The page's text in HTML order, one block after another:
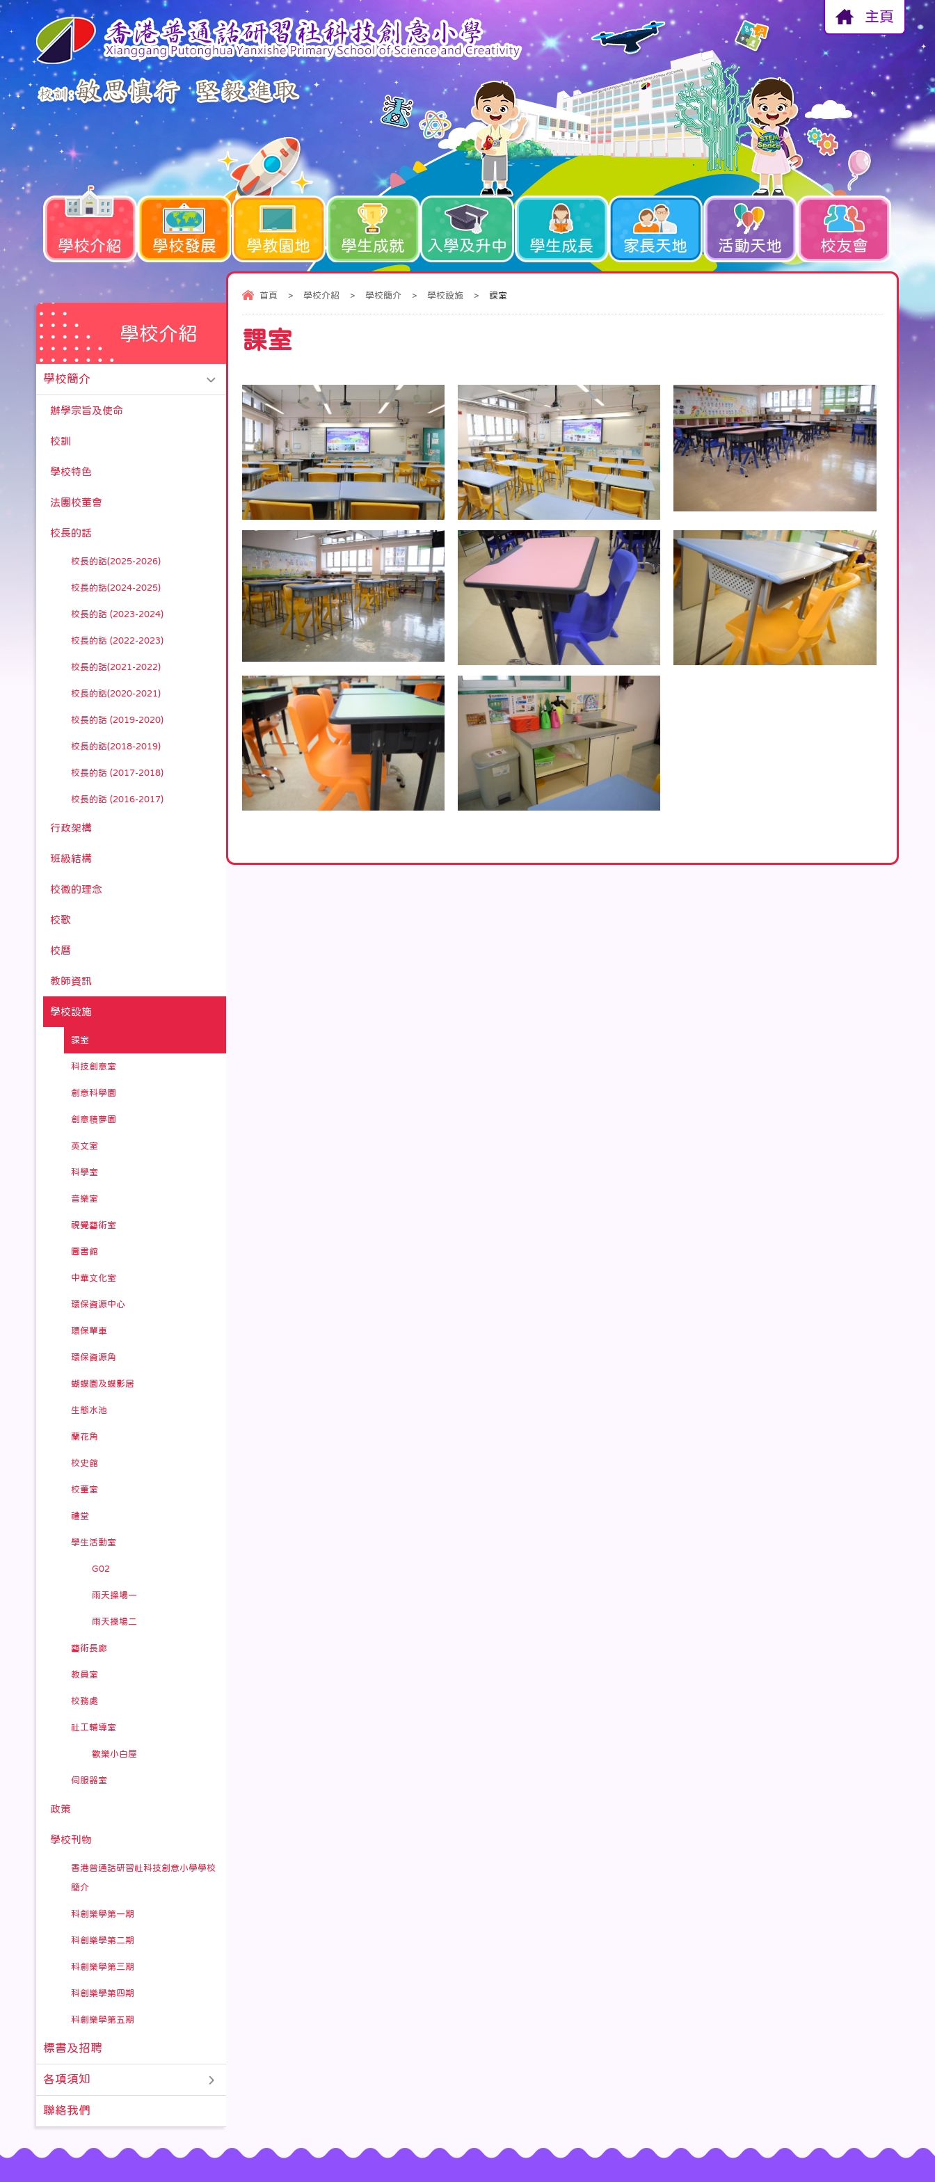
主頁
學校介紹 學校發展 學教園地 學生成就 入學及升中 學生成長 家長天地 活動天地 校友會
首頁 > 學校介紹 > 學校簡介 > 學校設施 > 課室
課室
學校介紹
學校簡介
辦學宗旨及使命
校訓
學校特色
法團校董會
校長的話
校長的話(2025-2026)
校長的話(2024-2025)
校長的話 (2023-2024)
校長的話 (2022-2023)
校長的話(2021-2022)
校長的話(2020-2021)
校長的話 (2019-2020)
校長的話(2018-2019)
校長的話 (2017-2018)
校長的話 (2016-2017)
行政架構
班級結構
校徽的理念
校歌
校曆
教師資訊
學校設施
課室
科技創意室
創意科學園
創意積夢園
英文室
科學室
音樂室
視覺藝術室
圖書館
中華文化室
環保資源中心
環保單車
環保資源角
蝴蝶園及蝶影居
生態水池
蘭花角
校史館
校董室
禮堂
學生活動室
G02
雨天操場一
雨天操場二
藝術長廊
教員室
校務處
社工輔導室
歡樂小白屋
伺服器室
政策
學校刊物
香港普通話研習社科技創意小學學校
簡介
科創樂學第一期
科創樂學第二期
科創樂學第三期
科創樂學第四期
科創樂學第五期
標書及招聘
各項須知
聯絡我們